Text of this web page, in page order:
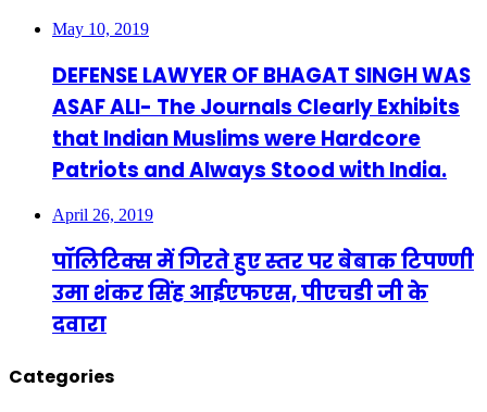
May 10, 2019
DEFENSE LAWYER OF BHAGAT SINGH WAS
ASAF ALI- The Journals Clearly Exhibits
that Indian Muslims were Hardcore
Patriots and Always Stood with India.
April 26, 2019
पॉलिटिक्स में गिरते हुए स्तर पर बेबाक टिपण्णी
उमा शंकर सिंह आईएफएस, पीएचडी जी के
दवारा
Categories